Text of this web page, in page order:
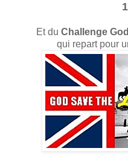
Et du Challenge
qui repart pour